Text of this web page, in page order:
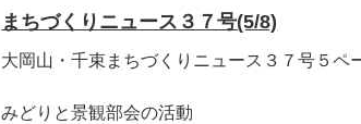
まちづくりニュース３７号(5/8)
大岡山・千束まちづくりニュース３７号５ペ
みどりと景観部会の活動